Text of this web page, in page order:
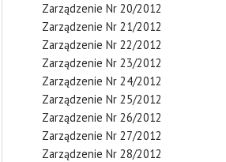
Zarządzenie Nr 20/2012
Zarządzenie Nr 21/2012
Zarządzenie Nr 22/2012
Zarządzenie Nr 23/2012
Zarządzenie Nr 24/2012
Zarządzenie Nr 25/2012
Zarządzenie Nr 26/2012
Zarządzenie Nr 27/2012
Zarządzenie Nr 28/2012